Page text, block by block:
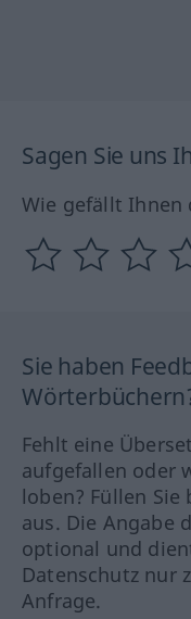
Sagen Sie uns
Wie gefällt Ihnen
Sie haben
Fehlt eine
aufgefallen oder
loben? Füllen
aus. Die Angabe
optional und
Datenschutz nur
Anfrage.